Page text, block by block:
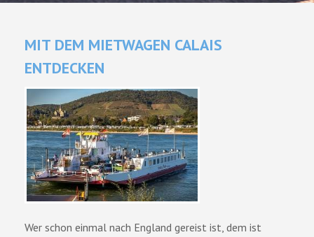
MIT DEM MIETWAGEN CALAIS
ENTDECKEN
Wer schon einmal nach England gereist ist, dem ist